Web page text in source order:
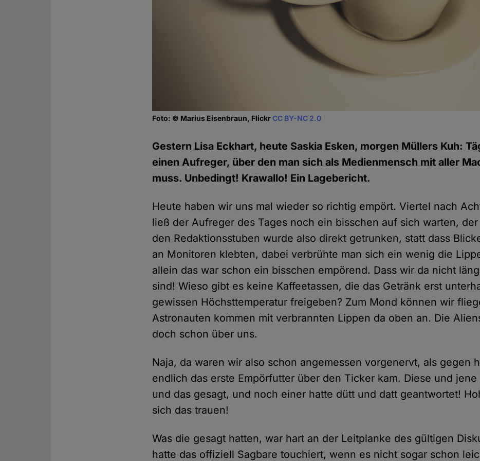
Foto: © Marius Eisenbraun, FlickrCC BY-NC 2.0
Gestern Lisa Eckhart, heute Saskia Esken, morgen Müllers Kuh:
einen Aufreger, über den man sich als Medienmensch mit aller
muss. Unbedingt! Krawallo! Ein Lagebericht.
Heute haben wir uns mal wieder so richtig empört. Viertel nach
ließ der Aufreger des Tages noch ein bisschen auf sich warten, der
den Redaktionsstuben wurde also direkt getrunken, statt dass
an Monitoren klebten, dabei verbrühte man sich ein wenig die
allein das war schon ein bisschen empörend. Dass wir da nicht
sind! Wieso gibt es keine Kaffeetassen, die das Getränk erst
gewissen Höchsttemperatur freigeben? Zum Mond können wir
Astronauten kommen mit verbrannten Lippen da oben an. Die
doch schon über uns.
Naja, da waren wir also schon angemessen vorgenervt, als gegen
endlich das erste Empörfutter über den Ticker kam. Diese und jene
und das gesagt, und noch einer hatte dütt und datt geantwortet!
sich das trauen!
Was die gesagt hatten, war hart an der Leitplanke des gültigen
hatte das offiziell Sagbare touchiert, wenn es nicht sogar schon